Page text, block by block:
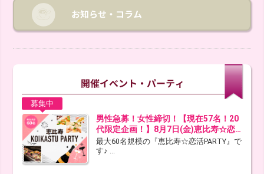
募集中
男性急募！女性締切！【現在57名！20
代限定企画！】8月7日(金)恵比寿☆恋…
最大60名規模の『恵比寿☆恋活PARTY』で
す♪ ...